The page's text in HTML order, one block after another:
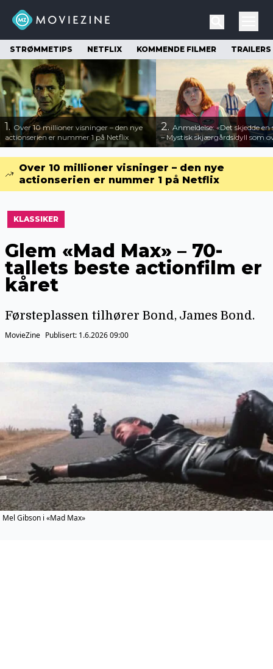
STRØMMETIPS NETFLIX KOMMENDE FILMER TRAILERS
1. Over 10 millioner visninger – den nye
actionserien er nummer 1 på Netflix
2. Anmeldelse: «Det skjedde
– Mystisk skjærgårdsidyll som
Over 10 millioner visninger – den nye
actionserien er nummer 1 på Netflix
KLASSIKER
Glem «Mad Max» – 70-
tallets beste actionfilm er
kåret
Førsteplassen tilhører Bond, James Bond.
MovieZine Publisert: 1.6.2026 09:00
Mel Gibson i «Mad Max»